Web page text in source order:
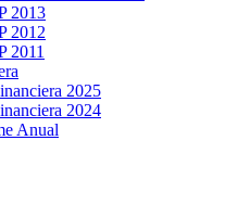
2013
2012
2011
2025
2024
Anual